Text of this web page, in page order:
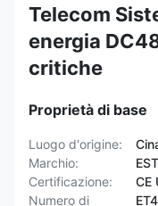
Telecom
energia
critiche
Proprietà di base
Luogo d'origine:
Marchio:
Certificazione:
CE
Numero di